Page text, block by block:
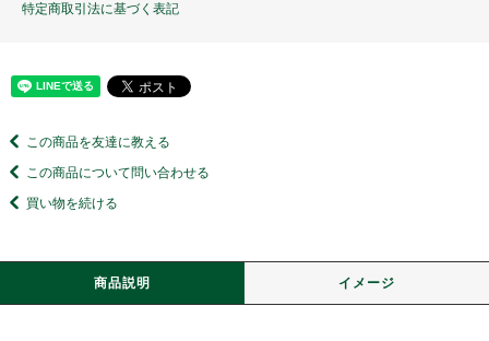
特定商取引法に基づく表記
この商品を友達に教える
この商品について問い合わせる
買い物を続ける
商品説明 イメージ